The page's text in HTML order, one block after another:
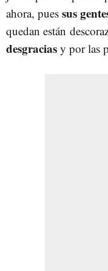
ahora, pues sus
quedan están
desgracias y por las